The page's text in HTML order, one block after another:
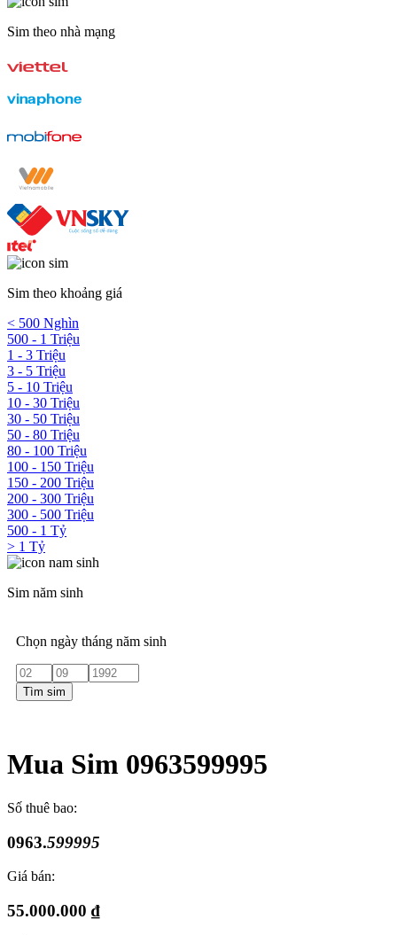
Sim theo nhà mạng
Sim theo khoảng giá
< 500 Nghìn
500 - 1 Triệu
1 - 3 Triệu
3 - 5 Triệu
5 - 10 Triệu
10 - 30 Triệu
30 - 50 Triệu
50 - 80 Triệu
80 - 100 Triệu
100 - 150 Triệu
150 - 200 Triệu
200 - 300 Triệu
300 - 500 Triệu
500 - 1 Tỷ
> 1 Tỷ
Sim năm sinh
Chọn ngày tháng năm sinh
Tìm sim
Mua Sim 0963599995
Số thuê bao:
0963.599995
Giá bán:
55.000.000 ₫